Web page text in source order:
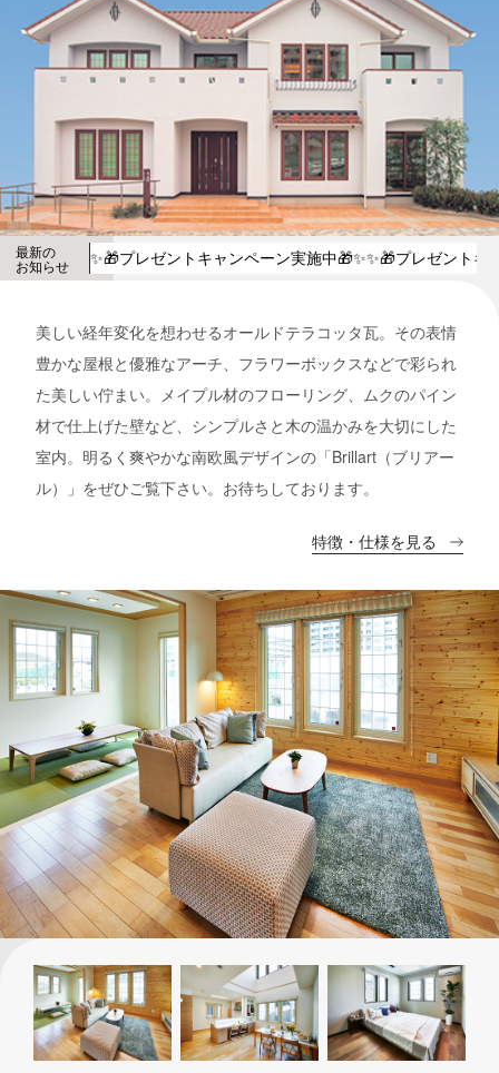
最新の
お知らせ ✨🎁プレゼントキャンペーン実施中🎁✨✨🎁プレゼントキ
美しい経年変化を想わせるオールドテラコッタ瓦。その表情
豊かな屋根と優雅なアーチ、フラワーボックスなどで彩られ
た美しい佇まい。メイプル材のフローリング、ムクのパイン
材で仕上げた壁など、シンプルさと木の温かみを大切にした
室内。明るく爽やかな南欧風デザインの「Brillart（ブリアー
ル）」をぜひご覧下さい。お待ちしております。
特徴・仕様を見る